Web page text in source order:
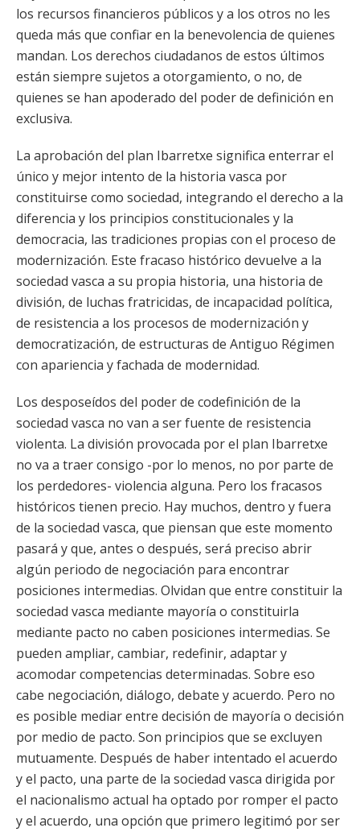
los recursos financieros públicos y a los otros no les
queda más que confiar en la benevolencia de quienes
mandan. Los derechos ciudadanos de estos últimos
están siempre sujetos a otorgamiento, o no, de
quienes se han apoderado del poder de definición en
exclusiva.
La aprobación del plan Ibarretxe significa enterrar el
único y mejor intento de la historia vasca por
constituirse como sociedad, integrando el derecho a la
diferencia y los principios constitucionales y la
democracia, las tradiciones propias con el proceso de
modernización. Este fracaso histórico devuelve a la
sociedad vasca a su propia historia, una historia de
división, de luchas fratricidas, de incapacidad política,
de resistencia a los procesos de modernización y
democratización, de estructuras de Antiguo Régimen
con apariencia y fachada de modernidad.
Los desposeídos del poder de codefinición de la
sociedad vasca no van a ser fuente de resistencia
violenta. La división provocada por el plan Ibarretxe
no va a traer consigo -por lo menos, no por parte de
los perdedores- violencia alguna. Pero los fracasos
históricos tienen precio. Hay muchos, dentro y fuera
de la sociedad vasca, que piensan que este momento
pasará y que, antes o después, será preciso abrir
algún periodo de negociación para encontrar
posiciones intermedias. Olvidan que entre constituir la
sociedad vasca mediante mayoría o constituirla
mediante pacto no caben posiciones intermedias. Se
pueden ampliar, cambiar, redefinir, adaptar y
acomodar competencias determinadas. Sobre eso
cabe negociación, diálogo, debate y acuerdo. Pero no
es posible mediar entre decisión de mayoría o decisión
por medio de pacto. Son principios que se excluyen
mutuamente. Después de haber intentado el acuerdo
y el pacto, una parte de la sociedad vasca dirigida por
el nacionalismo actual ha optado por romper el pacto
y el acuerdo, una opción que primero legitimó por ser